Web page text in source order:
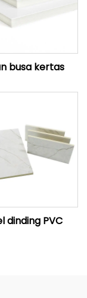
busa kertas
dinding PVC